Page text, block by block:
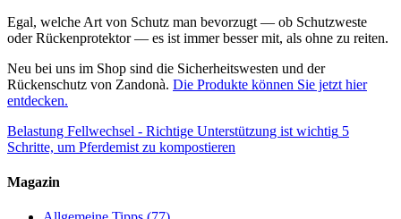
Egal, welche Art von Schutz man bevorzugt — ob Schutzweste
oder Rückenprotektor — es ist immer besser mit, als ohne zu reiten.
Neu bei uns im Shop sind die Sicherheitswesten und der
Rückenschutz von Zandonà. Die Produkte können Sie jetzt hier
entdecken.
Belastung Fellwechsel - Richtige Unterstützung ist wichtig 5
Schritte, um Pferdemist zu kompostieren
Magazin